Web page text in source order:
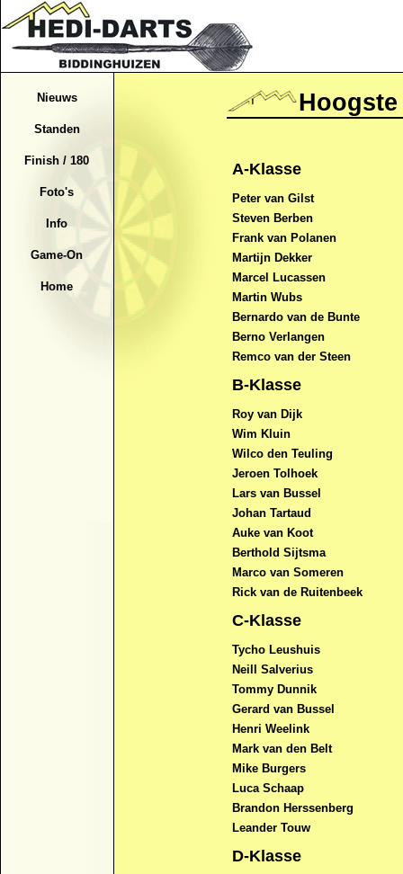
Nieuws
Standen
Finish / 180
Foto's
Info
Game-On
Home
A-Klasse
Peter van Gilst
Steven Berben
Frank van Polanen
Martijn Dekker
Marcel Lucassen
Martin Wubs
Bernardo van de Bunte
Berno Verlangen
Remco van der Steen
B-Klasse
Roy van Dijk
Wim Kluin
Wilco den Teuling
Jeroen Tolhoek
Lars van Bussel
Johan Tartaud
Auke van Koot
Berthold Sijtsma
Marco van Someren
Rick van de Ruitenbeek
C-Klasse
Tycho Leushuis
Neill Salverius
Tommy Dunnik
Gerard van Bussel
Henri Weelink
Mark van den Belt
Mike Burgers
Luca Schaap
Brandon Herssenberg
Leander Touw
D-Klasse